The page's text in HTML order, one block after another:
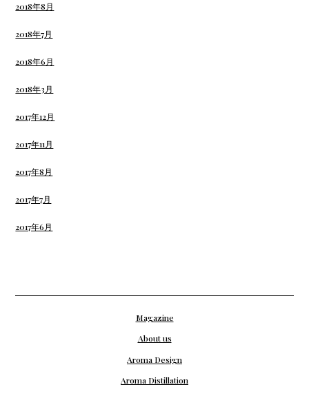
2018年8月
2018年7月
2018年6月
2018年3月
2017年12月
2017年11月
2017年8月
2017年7月
2017年6月
Magazine
About us
Aroma Design
Aroma Distillation